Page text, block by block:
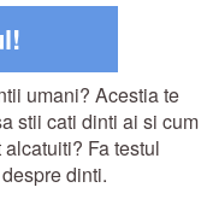
umani? Acestia te
stii cati dinti ai si cum
Fa testul
dinti.